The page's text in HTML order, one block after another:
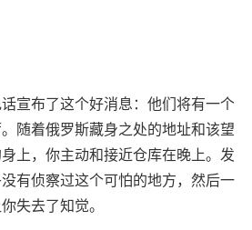
宣布了这个好消息：他们将有一个
随着俄罗斯藏身之处的地址和该望
上，你主动和接近仓库在晚上。发
有侦察过这个可怕的地方，然后一
失去了知觉。